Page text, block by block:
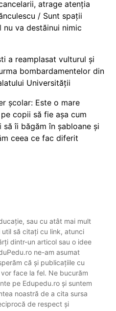
atrage atenția
/ Sunt spații
va destăinui nimic
a reamplasat vulturul și
bombardamentelor din
Universității
școlar: Este o mare
copii să fie așa cum
îi băgăm în șabloane și
ceea ce fac diferit
sau cu atât mai mult
să citați cu link, atunci
dintr-un articol sau o idee
ne-am asumat
că și publicațiile cu
face la fel. Ne bucurăm
pe Edupedu.ro și suntem
noastră de a cita sursa
de respect și